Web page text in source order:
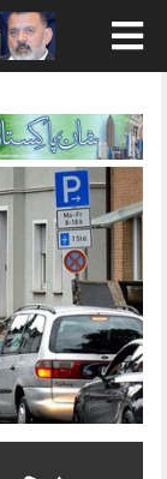
Skip
content